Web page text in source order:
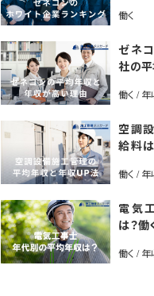
版】
働く
ゼネ
社の平
P法も
働く / 年
空調
給料
働く / 年
電気
は？働
働く /